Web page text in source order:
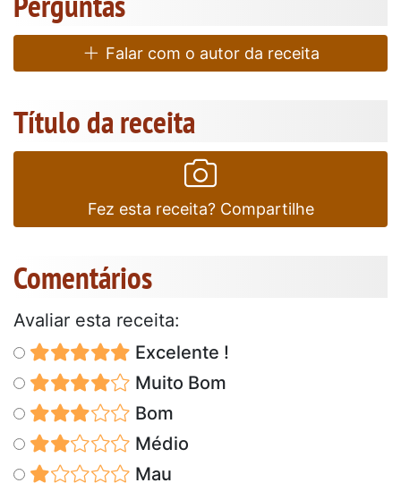
Falar com o autor da receita
Título da receita
Fez esta receita? Compartilhe
Comentários
Avaliar esta receita:
Excelente !
Muito Bom
Bom
Médio
Mau